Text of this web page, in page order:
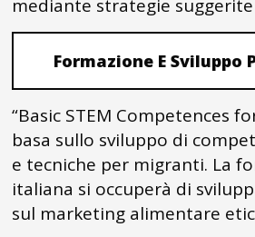
mediante strategie
Formazione E Sviluppo
“Basic STEM Competences
basa sullo sviluppo di
e tecniche per migranti. La
italiana si occuperà di
sul marketing alimentare